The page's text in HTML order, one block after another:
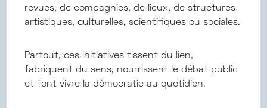
revues, de compagnies, de lieux, de structures
artistiques, culturelles, scientifiques ou sociales.
Partout, ces initiatives tissent du lien,
fabriquent du sens, nourrissent le débat public
et font vivre la démocratie au quotidien.